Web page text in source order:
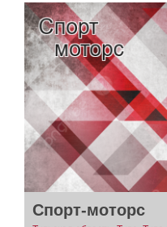
Спорт-моторс